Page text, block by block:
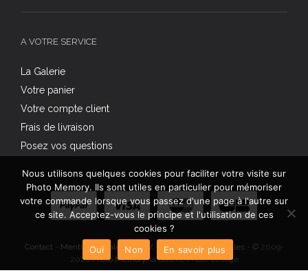
A VOTRE SERVICE
La Galerie
Votre panier
Votre compte client
Frais de livraison
Posez vos questions
Contact- Mentions légales - C.G.V. Données personnelles- © 2009-
2026Photo Memory, la Galerie Photo Vintage
Nous utilisons quelques cookies pour faciliter votre visite sur
Photo Memory. Ils sont utiles en particulier pour mémoriser
votre commande lorsque vous passez d'une page à l'autre sur
ce site. Acceptez-vous le principe et l'utilisation de ces
cookies ?
Oui
Non En savoir plus